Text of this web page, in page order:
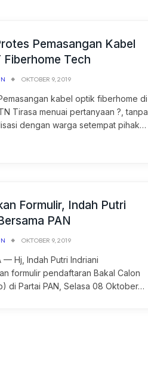
Pemasangan Kabel
Fiberhome Tech
OKTOBER 9, 2019
kabel optik fiberhome di
Tirasa menuai pertanyaan ?, tanpa
dengan warga setempat pihak…
Formulir, Indah Putri
PAN
OKTOBER 9, 2019
— Hj, Indah Putri Indriani
formulir pendaftaran Bakal Calon
di Partai PAN, Selasa 08 Oktober…